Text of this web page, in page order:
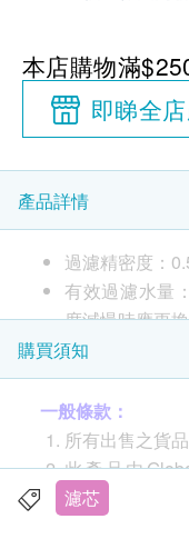
本店購物滿
即睇全
產品詳情
過濾精密度：
有效過濾水量
度減慢時應更
但亦視乎用水
個月。
流量：0.75加侖
產品榮獲 NSF/
更換過濾器後
和流出過濾器1-
通常可以在產
購買須知
一般條款：
所有出售之貨
此產品由
供。
濾芯